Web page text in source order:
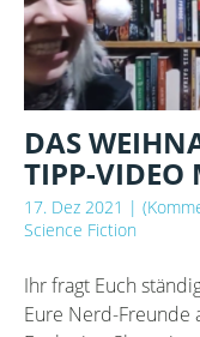
DAS
TIPP-VIDEO
17. Dez 2021 |
Science Fiction
Ihr fragt Euch
Eure Nerd-Freunde